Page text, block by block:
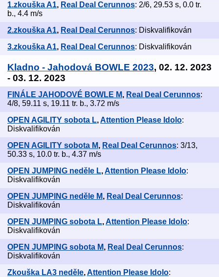
1.zkouška A1, Real Deal Cerunnos: 2/6, 29.53 s, 0.0 tr.
b., 4.4 m/s
2.zkouška A1, Real Deal Cerunnos: Diskvalifikován
3.zkouška A1, Real Deal Cerunnos: Diskvalifikován
Kladno - Jahodová BOWLE 2023, 02. 12. 2023
- 03. 12. 2023
FINÁLE JAHODOVÉ BOWLE M, Real Deal Cerunnos:
4/8, 59.11 s, 19.11 tr. b., 3.72 m/s
OPEN AGILITY sobota L,Attention Please Idolo:
Diskvalifikován
OPEN AGILITY sobota M, Real Deal Cerunnos: 3/13,
50.33 s, 10.0 tr. b., 4.37 m/s
OPEN JUMPING neděle L,Attention Please Idolo:
Diskvalifikován
OPEN JUMPING neděle M, Real Deal Cerunnos:
Diskvalifikován
OPEN JUMPING sobota L,Attention Please Idolo:
Diskvalifikován
OPEN JUMPING sobota M, Real Deal Cerunnos:
Diskvalifikován
Zkouška LA3 neděle,Attention Please Idolo: